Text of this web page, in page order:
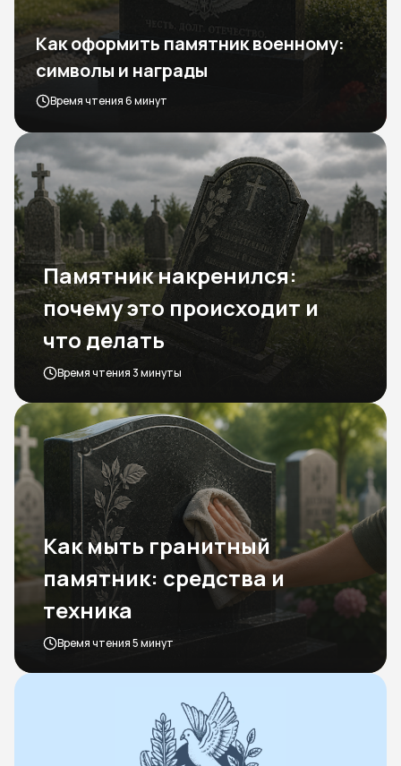
Как оформить памятник военному:
символы и награды
Время чтения 6 минут
Памятник накренился:
почему это происходит и
что делать
Время чтения 3 минуты
Как мыть гранитный
памятник: средства и
техника
Время чтения 5 минут